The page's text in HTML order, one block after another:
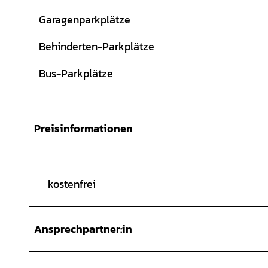
Garagenparkplätze
Behinderten-Parkplätze
Bus-Parkplätze
Preisinformationen
kostenfrei
Ansprechpartner:in